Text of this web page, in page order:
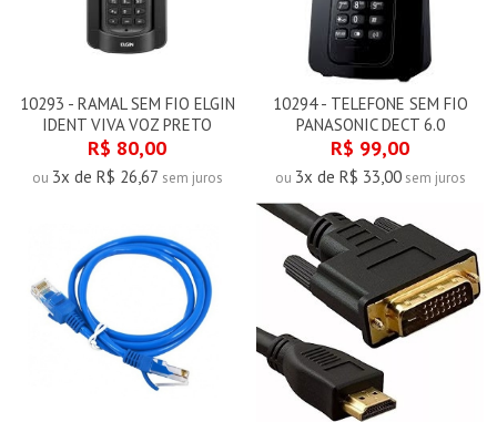
10293 - RAMAL SEM FIO ELGIN
IDENT VIVA VOZ PRETO
R$ 80,00
ou 3x de R$ 26,67 sem juros
10294 - TELEFONE SEM FIO
PANASONIC DECT 6.0
R$ 99,00
ou 3x de R$ 33,00sem juros